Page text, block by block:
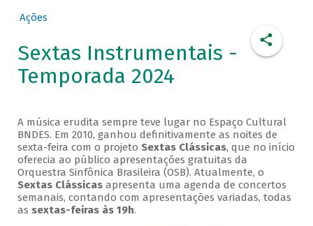
Ações
Sextas Instrumentais -
Temporada 2024
A música erudita sempre teve lugar no Espaço Cultural
BNDES. Em 2010, ganhou definitivamente as noites de
sexta-feira com o projeto Sextas Clássicas, que no início
oferecia ao público apresentações gratuitas da
Orquestra Sinfônica Brasileira (OSB). Atualmente, o
Sextas Clássicasapresenta uma agenda de concertos
semanais, contando com apresentações variadas, todas
as sextas-feiras às 19h.